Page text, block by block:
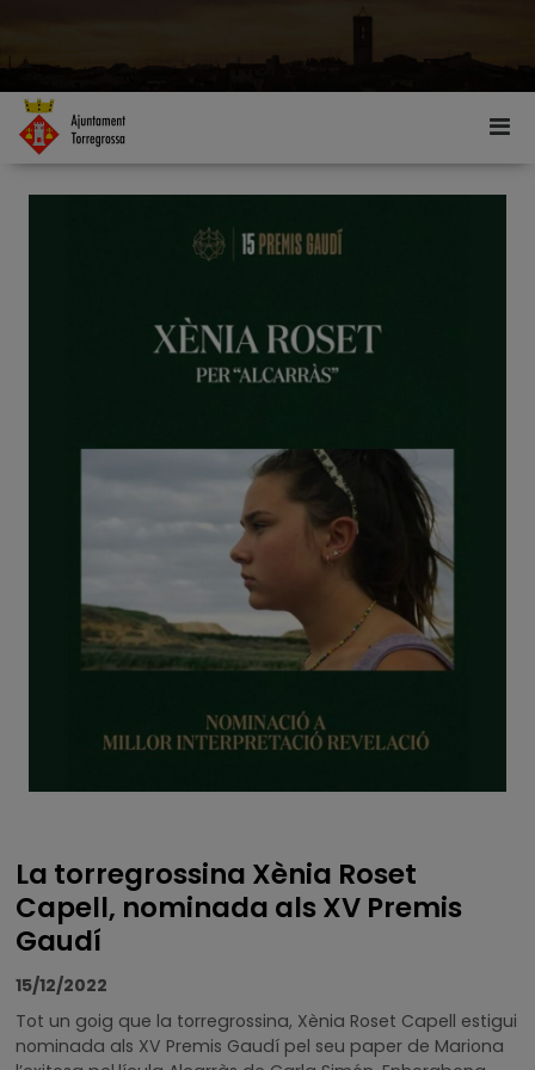
La torregrossina Xènia Roset
Capell, nominada als XV Premis
Gaudí
15/12/2022
Tot un goig que la torregrossina, Xènia Roset Capell estigui
nominada als XV Premis Gaudí pel seu paper de Mariona